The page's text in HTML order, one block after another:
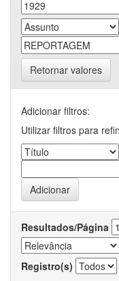
Retornar valores
Adicionar filtros:
Utilizar filtros para
Resultados/Página
Registro(s)